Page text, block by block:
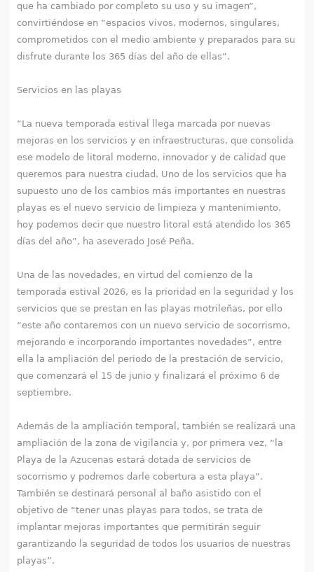
que ha cambiado por completo su uso y su imagen”,
convirtiéndose en “espacios vivos, modernos, singulares,
comprometidos con el medio ambiente y preparados para su
disfrute durante los 365 días del año de ellas”.
Servicios en las playas
“La nueva temporada estival llega marcada por nuevas
mejoras en los servicios y en infraestructuras, que consolida
ese modelo de litoral moderno, innovador y de calidad que
queremos para nuestra ciudad. Uno de los servicios que ha
supuesto uno de los cambios más importantes en nuestras
playas es el nuevo servicio de limpieza y mantenimiento,
hoy podemos decir que nuestro litoral está atendido los 365
días del año”, ha aseverado José Peña.
Una de las novedades, en virtud del comienzo de la
temporada estival 2026, es la prioridad en la seguridad y los
servicios que se prestan en las playas motrileñas, por ello
“este año contaremos con un nuevo servicio de socorrismo,
mejorando e incorporando importantes novedades”, entre
ella la ampliación del periodo de la prestación de servicio,
que comenzará el 15 de junio y finalizará el próximo 6 de
septiembre.
Además de la ampliación temporal, también se realizará una
ampliación de la zona de vigilancia y, por primera vez, “la
Playa de la Azucenas estará dotada de servicios de
socorrismo y podremos darle cobertura a esta playa”.
También se destinará personal al baño asistido con el
objetivo de “tener unas playas para todos, se trata de
implantar mejoras importantes que permitirán seguir
garantizando la seguridad de todos los usuarios de nuestras
playas”.